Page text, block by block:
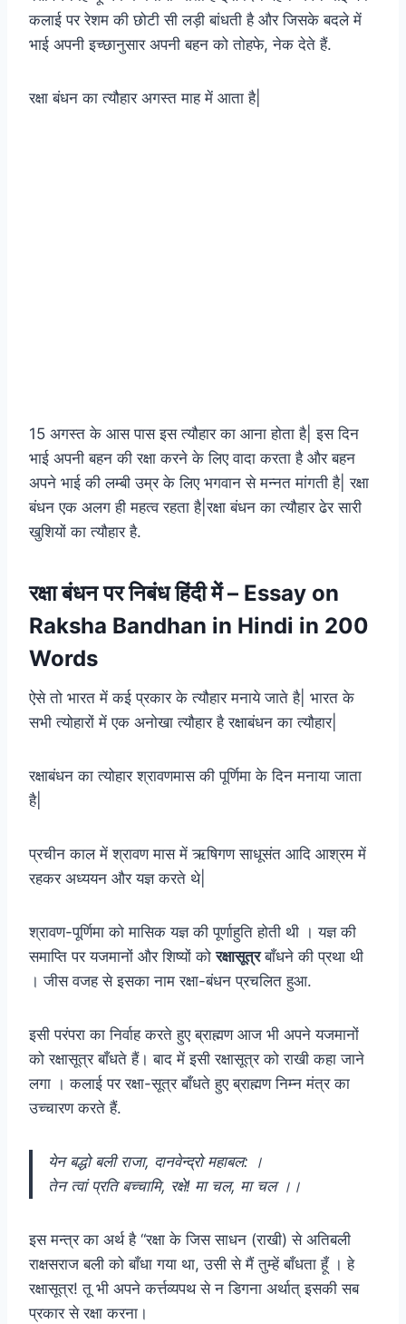
कलाई पर रेशम की छोटी सी लड़ी बांधती है और जिसके बदले में
भाई अपनी इच्छानुसार अपनी बहन को तोहफे, नेक देते हैं.
रक्षा बंधन का त्यौहार अगस्त माह में आता है|
15 अगस्त के आस पास इस त्यौहार का आना होता है| इस दिन
भाई अपनी बहन की रक्षा करने के लिए वादा करता है और बहन
अपने भाई की लम्बी उम्र के लिए भगवान से मन्नत मांगती है| रक्षा
बंधन एक अलग ही महत्व रहता है|रक्षा बंधन का त्यौहार ढेर सारी
खुशियों का त्यौहार है.
रक्षा बंधन पर निबंध हिंदी में – Essay on
Raksha Bandhan in Hindi in 200
Words
ऐसे तो भारत में कई प्रकार के त्यौहार मनाये जाते है| भारत के
सभी त्योहारों में एक अनोखा त्यौहार है रक्षाबंधन का त्यौहार|
रक्षाबंधन का त्योहार श्रावणमास की पूर्णिमा के दिन मनाया जाता
है|
प्रचीन काल में श्रावण मास में ऋषिगण साधूसंत आदि आश्रम में
रहकर अध्ययन और यज्ञ करते थे|
श्रावण-पूर्णिमा को मासिक यज्ञ की पूर्णाहुति होती थी । यज्ञ की
समाप्ति पर यजमानों और शिष्यों कोरक्षासूत्रबाँधने की प्रथा थी
। जीस वजह से इसका नाम रक्षा-बंधन प्रचलित हुआ.
इसी परंपरा का निर्वाह करते हुए ब्राह्मण आज भी अपने यजमानों
को रक्षासूत्र बाँधते हैं। बाद में इसी रक्षासूत्र को राखी कहा जाने
लगा । कलाई पर रक्षा-सूत्र बाँधते हुए ब्राह्मण निम्न मंत्र का
उच्चारण करते हैं.
येन बद्धो बली राजा, दानवेन्द्रो महाबल: ।
तेन त्वां प्रति बच्चामि, रक्षे! मा चल, मा चल ।।
इस मन्त्र का अर्थ है “रक्षा के जिस साधन (राखी) से अतिबली
राक्षसराज बली को बाँधा गया था, उसी से मैं तुम्हें बाँधता हूँ । हे
रक्षासूत्र! तू भी अपने कर्त्तव्यपथ से न डिगना अर्थात् इसकी सब
प्रकार से रक्षा करना।